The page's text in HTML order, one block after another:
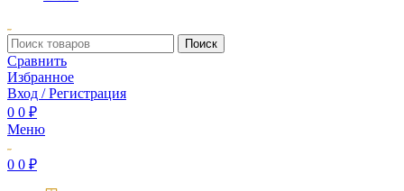
Поиск
Сравнить
Избранное
Вход / Регистрация
0 0 ₽
Меню
0 0 ₽